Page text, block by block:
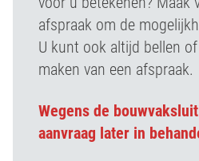
afspraak om de
U kunt ook altijd bellen
maken van een afspraak.
Wegens de
aanvraag later in